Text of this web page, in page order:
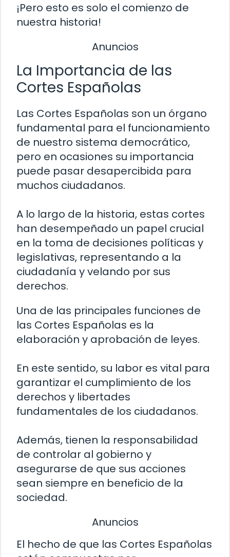
¡Pero esto es solo el comienzo de
nuestra historia!
Anuncios
La Importancia de las
Cortes Españolas
Las Cortes Españolas son un órgano
fundamental para el funcionamiento
de nuestro sistema democrático,
pero en ocasiones su importancia
puede pasar desapercibida para
muchos ciudadanos.
A lo largo de la historia, estas cortes
han desempeñado un papel crucial
en la toma de decisiones políticas y
legislativas, representando a la
ciudadanía y velando por sus
derechos.
Una de las principales funciones de
las Cortes Españolas es la
elaboración y aprobación de leyes.
En este sentido, su labor es vital para
garantizar el cumplimiento de los
derechos y libertades
fundamentales de los ciudadanos.
Además, tienen la responsabilidad
de controlar al gobierno y
asegurarse de que sus acciones
sean siempre en beneficio de la
sociedad.
Anuncios
El hecho de que las Cortes Españolas